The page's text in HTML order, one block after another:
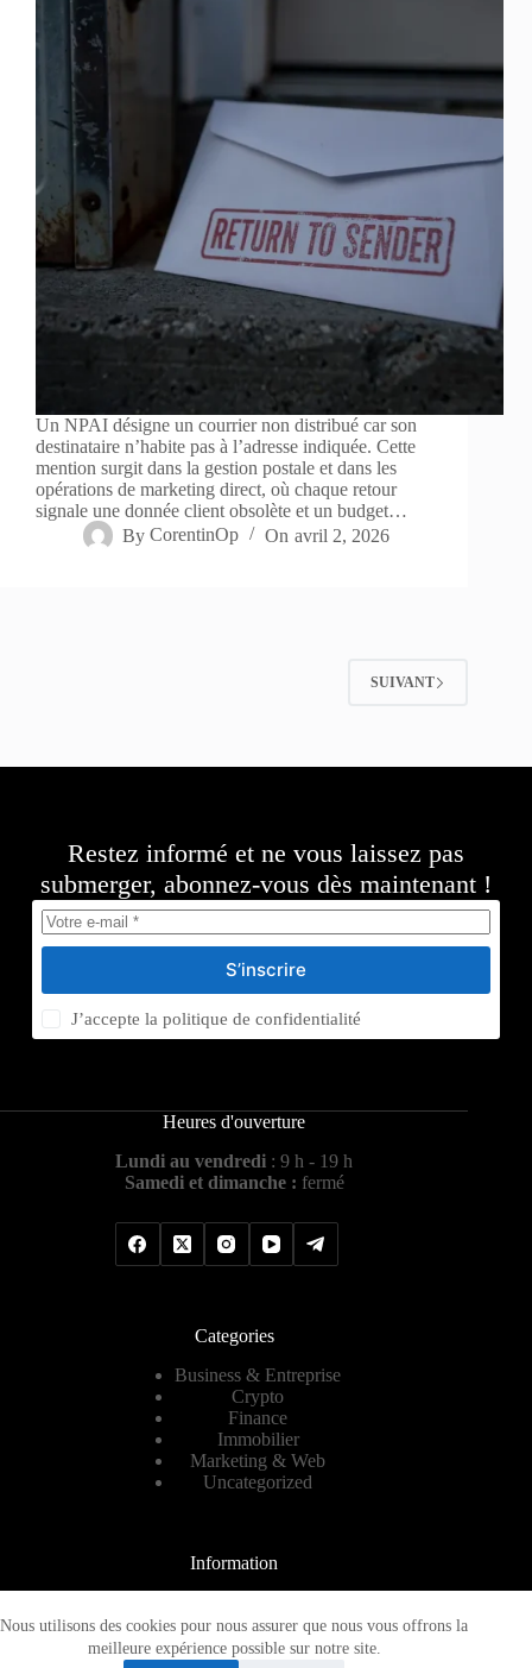
Nous utilisons des cookies pour nous assurer que nous vous offrons la
meilleure expérience possible sur notre site.
Un NPAI désigne un courrier non distribué car son
destinataire n’habite pas à l’adresse indiquée. Cette
mention surgit dans la gestion postale et dans les
opérations de marketing direct, où chaque retour
signale une donnée client obsolète et un budget…
By CorentinOp On avril 2, 2026
SUIVANT
Restez informé et ne vous laissez pas
submerger, abonnez-vous dès maintenant !
S’inscrire
J’accepte lapolitique de confidentialité
Heures d'ouverture
Lundi au vendredi : 9 h - 19 h
Samedi et dimanche : fermé
Categories
Business & Entreprise
Crypto
Finance
Immobilier
Marketing & Web
Uncategorized
Information
A propos
Plan de site